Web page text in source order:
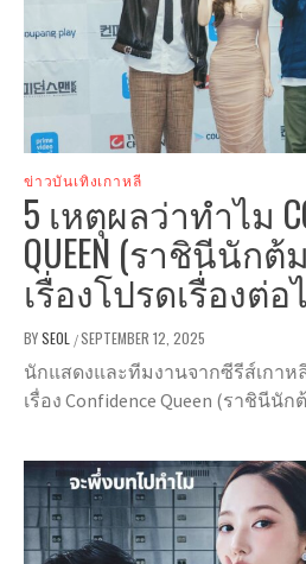
ข่าวบันเทิงเกาหลี
5 เหตุผลว่าทำไม
QUEEN (ราชินีนัก
เรื่องโปรดเรื่องต่
BYSEOL /SEPTEMBER 12, 2025
นักแสดงและทีมงานจากซีรีส์เกาห
เรื่อง Confidence Queen (ราชินีนัก